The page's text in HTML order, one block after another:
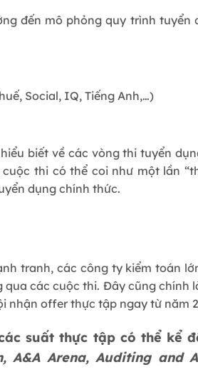
đến mô phỏng quy trình
Social, IQ, Tiếng Anh,…)
biết về các vòng thi tuyển
thi có thể coi như một lần
dụng chính thức.
tranh, các công ty kiểm toán
các cuộc thi. Đây cũng
nhận offer thực tập ngay từ năm
suất thực tập có thể kể
A&A Arena, Auditing and